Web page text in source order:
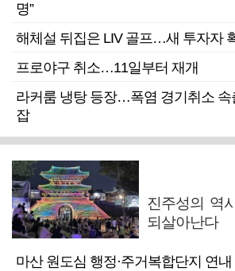
명”
해체설 뒤집은 LIV 골프…새 투자자
프로야구 취소…11일부터 재개
라커룸 냉탕 등장…폭염 경기취소 속
잡
진주성의 역
되살아난다
마산 원도심 행정·주거복합단지 연